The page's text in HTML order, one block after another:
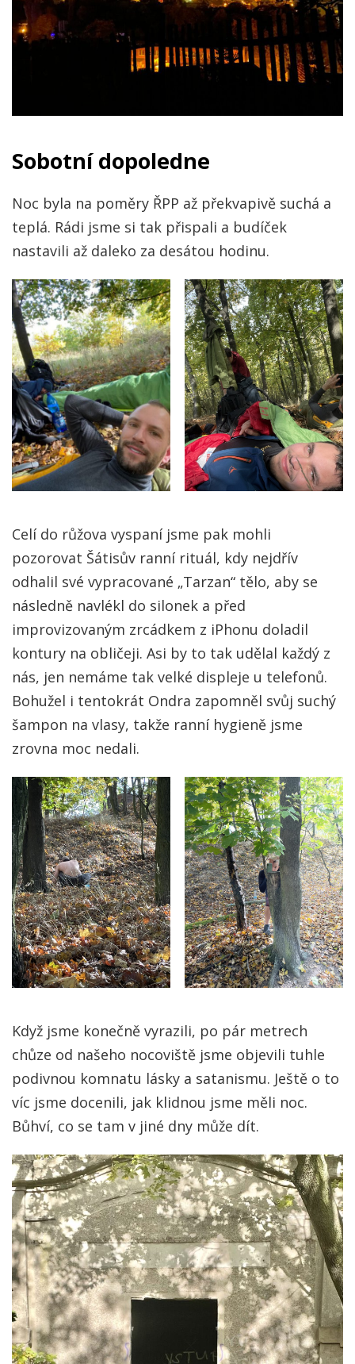
Sobotní dopoledne
Noc byla na poměry ŘPP až překvapivě suchá a
teplá. Rádi jsme si tak přispali a budíček
nastavili až daleko za desátou hodinu.
Celí do růžova vyspaní jsme pak mohli
pozorovat Šátisův ranní rituál, kdy nejdřív
odhalil své vypracované „Tarzan“ tělo, aby se
následně navlékl do silonek a před
improvizovaným zrcádkem z iPhonu doladil
kontury na obličeji. Asi by to tak udělal každý z
nás, jen nemáme tak velké displeje u telefonů.
Bohužel i tentokrát Ondra zapomněl svůj suchý
šampon na vlasy, takže ranní hygieně jsme
zrovna moc nedali.
Když jsme konečně vyrazili, po pár metrech
chůze od našeho nocoviště jsme objevili tuhle
podivnou komnatu lásky a satanismu. Ještě o to
víc jsme docenili, jak klidnou jsme měli noc.
Bůhví, co se tam v jiné dny může dít.